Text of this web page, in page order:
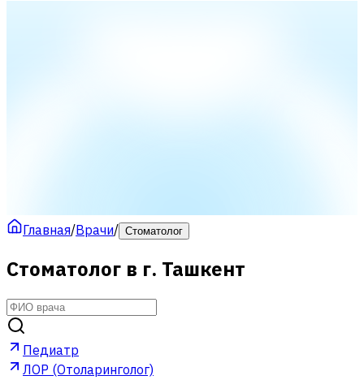
Главная/Врачи/ Стоматолог
Стоматолог в г. Ташкент
Педиатр
ЛОР (Отоларинголог)